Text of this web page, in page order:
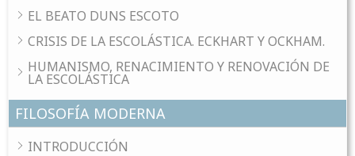
EL BEATO DUNS ESCOTO
CRISIS DE LA ESCOLÁSTICA. ECKHART Y OCKHAM.
HUMANISMO, RENACIMIENTO Y RENOVACIÓN DE
LA ESCOLÁSTICA
FILOSOFÍA MODERNA
INTRODUCCIÓN